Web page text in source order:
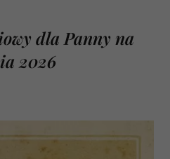
dla Panny na
2026